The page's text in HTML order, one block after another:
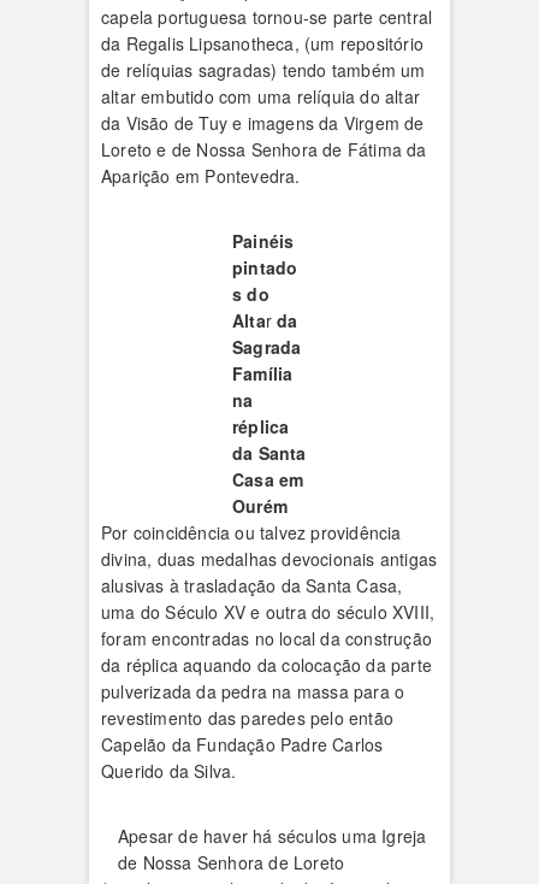
capela portuguesa tornou-se parte central
da Regalis Lipsanotheca, (um repositório
de relíquias sagradas) tendo também um
altar embutido com uma relíquia do altar
da Visão de Tuy e imagens da Virgem de
Loreto e de Nossa Senhora de Fátima da
Aparição em Pontevedra.
Painéis
pintado
s do
Altarda
Sagrada
Família
na
réplica
da Santa
Casa em
Ourém
Por coincidência ou talvez providência
divina, duas medalhas devocionais antigas
alusivas à trasladação da Santa Casa,
uma do Século XV e outra do século XVIII,
foram encontradas no local da construção
da réplica aquando da colocação da parte
pulverizada da pedra na massa para o
revestimento das paredes pelo então
Capelão da Fundação Padre Carlos
Querido da Silva.
Apesar de haver há séculos uma Igreja
de Nossa Senhora de Loreto